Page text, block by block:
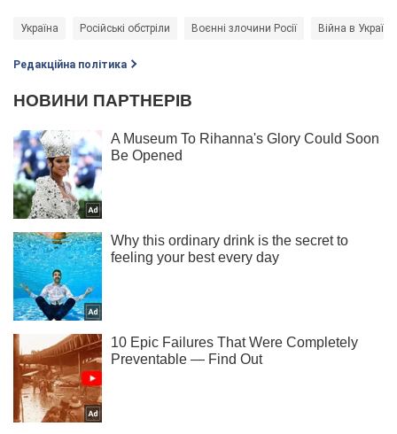
Україна Російські обстріли Воєнні злочини Росії Війна в Україні
Редакційна політика